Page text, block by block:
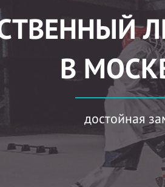
В
достойная